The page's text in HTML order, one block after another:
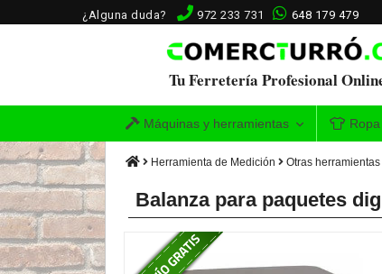
¿Alguna duda? 972 233 731 648 179 479
Tu Ferretería Profesional
Máquinas y herramientas
Herramienta de Medición Otras
Balanza para paquetes